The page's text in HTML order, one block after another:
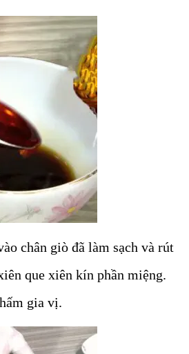
chân giò đã làm sạch và rút
que xiên kín phần miệng.
gia vị.